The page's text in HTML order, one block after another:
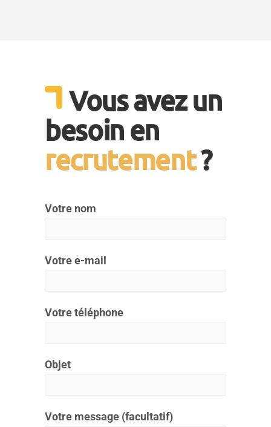
Vous avez un
besoin en
recrutement?
Votre nom
Votre e-mail
Votre téléphone
Objet
Votre message (facultatif)